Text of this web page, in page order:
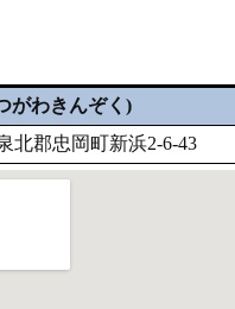
がわきんぞく)
北郡忠岡町新浜2-6-43